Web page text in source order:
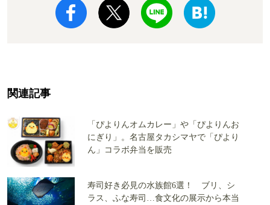
関連記事
「ぴよりんオムカレー」や「ぴよりんお
にぎり」。名古屋タカシマヤで「ぴより
ん」コラボ弁当を販売
寿司好き必見の水族館6選！ ブリ、シ
ラス、ふな寿司…食文化の展示から本当